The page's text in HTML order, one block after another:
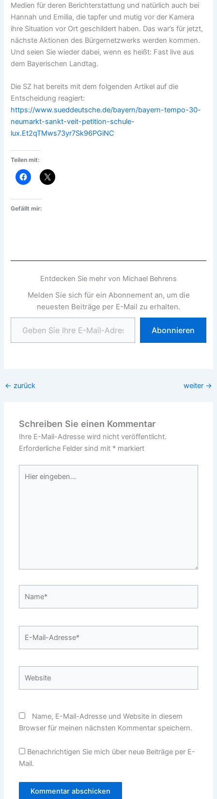
Medien für deren Berichterstattung und natürlich auch bei
Hannah und Emilia, die tapfer und mutig vor der Kamera
ihre Situation vor Ort geschildert haben. Das war’s für jetzt,
nächste Aktionen des Bürgernetzwerks werden kommen.
Und seien Sie wieder dabei, wenn es heißt: Fast live aus
dem Bayerischen Landtag.
Die SZ hat bereits mit dem folgenden Artikel auf die
Entscheidung reagiert:
https://www.sueddeutsche.de/bayern/bayern-tempo-30-
neumarkt-sankt-veit-petition-schule-
lux.Et2qTMws73yr7Sk96PGiNC
Teilen mit:
Gefällt mir:
Entdecken Sie mehr von Michael Behrens
Melden Sie sich für ein Abonnement an, um die
neuesten Beiträge per E-Mail zu erhalten.
Geben Sie Ihre E-Mail-Adresse ein ...
Abonnieren
← zurück weiter →
Schreiben Sie einen Kommentar
Ihre E-Mail-Adresse wird nicht veröffentlicht.
Erforderliche Felder sind mit * markiert
eingeben…
Mail-
Name, E-Mail-Adresse und Website in diesem
Browser für meinen nächsten Kommentar speichern.
Benachrichtigen Sie mich über neue Beiträge per E-
Mail.